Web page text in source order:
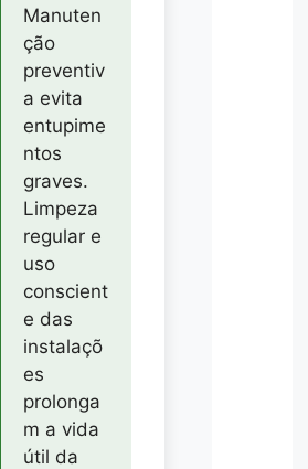
Manuten
ção
preventiv
a evita
entupime
ntos
graves.
Limpeza
regular e
uso
conscient
e das
instalaçõ
es
prolonga
m a vida
útil da